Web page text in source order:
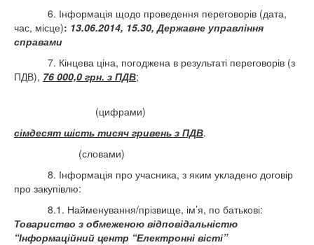
6. Інформація щодо проведення переговорів (дата,
час, місце): 13.06.2014, 15.30,Державне управління
справами
7. Кінцева ціна, погоджена в результаті переговорів (з
ПДВ), 76 000,0 грн. з ПДВ;
(цифрами)
сімдесят шість тисяч гривень з ПДВ.
(словами)
8. Інформація про учасника, з яким укладено договір
про закупівлю:
8.1. Найменування/прізвище, ім’я, по батькові:
Товариство з обмеженою відповідальністю
“Інформаційний центр “Електронні вісті”